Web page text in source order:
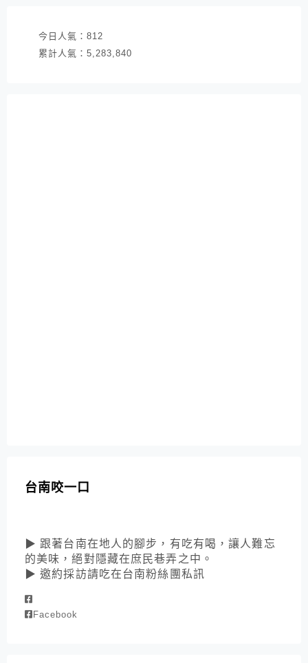
今日人氣： 812
累計人氣： 5,283,840
台南咬一口
▶ 跟著台南在地人的腳步，有吃有喝，讓人難忘
的美味，絕對隱藏在庶民巷弄之中。
▶ 邀約採訪請吃在台南粉絲團私訊
Facebook